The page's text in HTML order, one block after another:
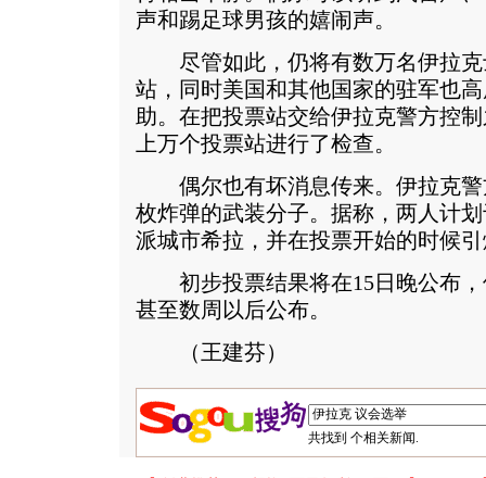
声和踢足球男孩的嬉闹声。
尽管如此，仍将有数万名伊拉克
站，同时美国和其他国家的驻军也
助。在把投票站交给伊拉克警方控
上万个投票站进行了检查。
偶尔也有坏消息传来。伊拉克警
枚炸弹的武装分子。据称，两人计
派城市希拉，并在投票开始的时候
初步投票结果将在15日晚公布，
甚至数周以后公布。
（王建芬）
共找到 个相关新闻.